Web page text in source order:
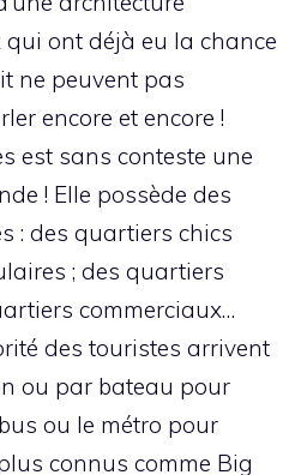
qui ont déjà eu la chance
ne peuvent pas
encore et encore !
est sans conteste une
! Elle possède des
: des quartiers chics
; des quartiers
commerciaux…
des touristes arrivent
ou par bateau pour
ou le métro pour
connus comme Big